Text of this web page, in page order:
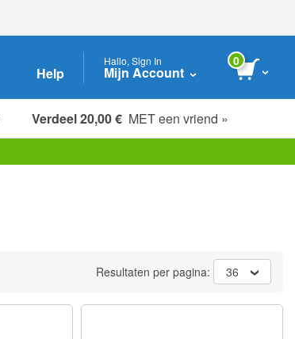
Help
Hallo, Sign In
Mijn Account
0
Verdeel 20,00 € MET een vriend »
Resultaten per pagina: 36